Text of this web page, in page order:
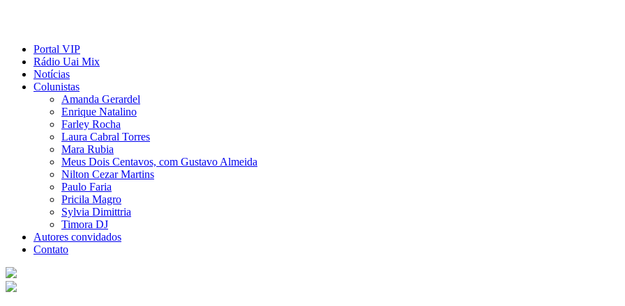
Portal VIP
Rádio Uai Mix
Notícias
Colunistas
Amanda Gerardel
Enrique Natalino
Farley Rocha
Laura Cabral Torres
Mara Rubia
Meus Dois Centavos, com Gustavo Almeida
Nilton Cezar Martins
Paulo Faria
Pricila Magro
Sylvia Dimittria
Timora DJ
Autores convidados
Contato